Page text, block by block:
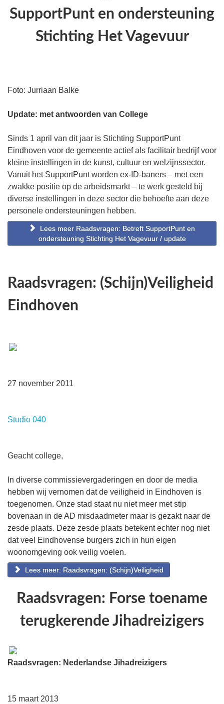
SupportPunt en ondersteuning
Stichting Het Vagevuur
Foto: Jurriaan Balke
Update: met antwoorden van College
Sinds 1 april van dit jaar is Stichting SupportPunt
Eindhoven voor de gemeente actief als facilitair bedrijf voor
kleine instellingen in de kunst, cultuur en welzijnssector.
Vanuit het SupportPunt worden ex-ID-baners – met een
zwakke positie op de arbeidsmarkt – te werk gesteld bij
diverse instellingen in deze sector die behoefte aan deze
personele ondersteuningen hebben.
Lees meer Raadsvragen: Betreft SupportPunt en
ondersteuning Stichting Het Vagevuur / update
Raadsvragen: (Schijn)Veiligheid
Eindhoven
27 november 2011
Studio 040
Geacht college,
In diverse commissievergaderingen en door de media
hebben wij vernomen dat de veiligheid in Eindhoven is
toegenomen. Onze stad staat nu niet meer met stip
bovenaan in de AD misdaadmeter maar is gezakt naar de
zesde plaats. Deze zesde plaats betekent echter nog niet
dat veel Eindhovense burgers zich in hun eigen
woonomgeving ook veilig voelen.
Lees meer: Raadsvragen: (Schijn)Veiligheid
Raadsvragen: Forse toename
terugkerende Jihadreizigers
Raadsvragen: Nederlandse Jihadreizigers
15 maart 2013